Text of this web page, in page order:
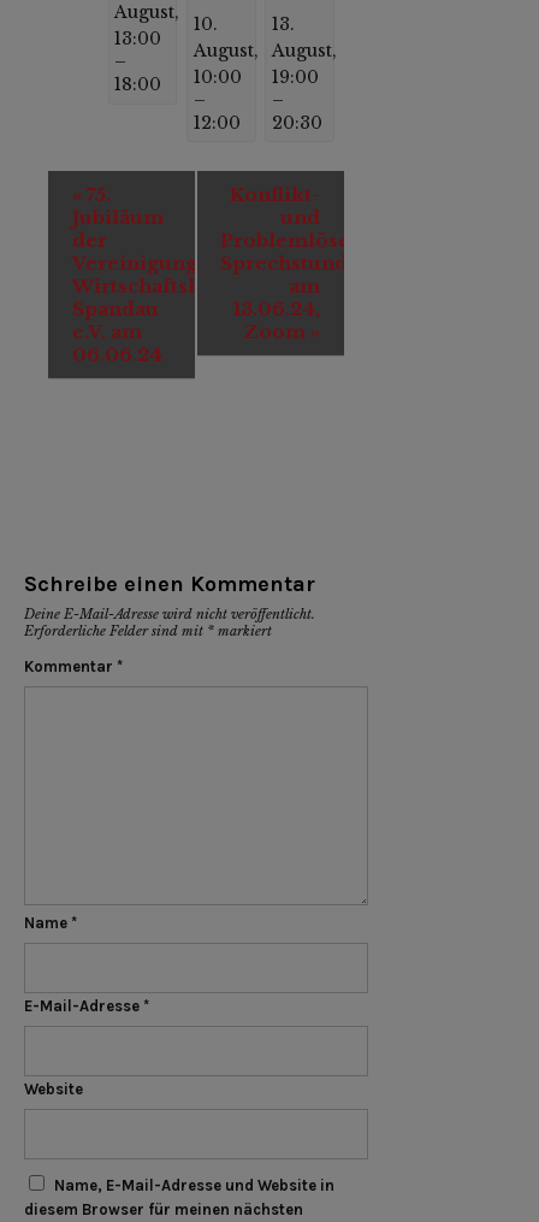
August,
13:00
–
18:00
10.
August,
10:00
–
12:00
13.
August,
19:00
–
20:30
Veranstaltung-
Navigation
« 75.
Jubiläum
der
Vereinigung
Wirtschaftshof
Spandau
e.V. am
06.06.24
Konflikt-
und
Problemlöser
Sprechstunde
am
13.06.24,
Zoom »
Schreibe einen Kommentar
Deine E-Mail-Adresse wird nicht veröffentlicht.
Erforderliche Felder sind mit * markiert
Kommentar *
Name *
E-Mail-Adresse *
Website
Name, E-Mail-Adresse und Website in
diesem Browser für meinen nächsten